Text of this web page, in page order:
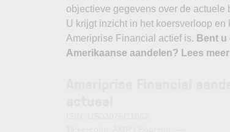
objectieve gegevens over de actuele
U krijgt inzicht in het koersverloop
Ameriprise Financial actief is. Bent
Amerikaanse aandelen? Lees